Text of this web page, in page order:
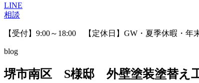
LINE
相談
【受付】9:00～18:00 【定休日】GW・夏季休暇・年
blog
堺市南区 S様邸 外壁塗装塗替え